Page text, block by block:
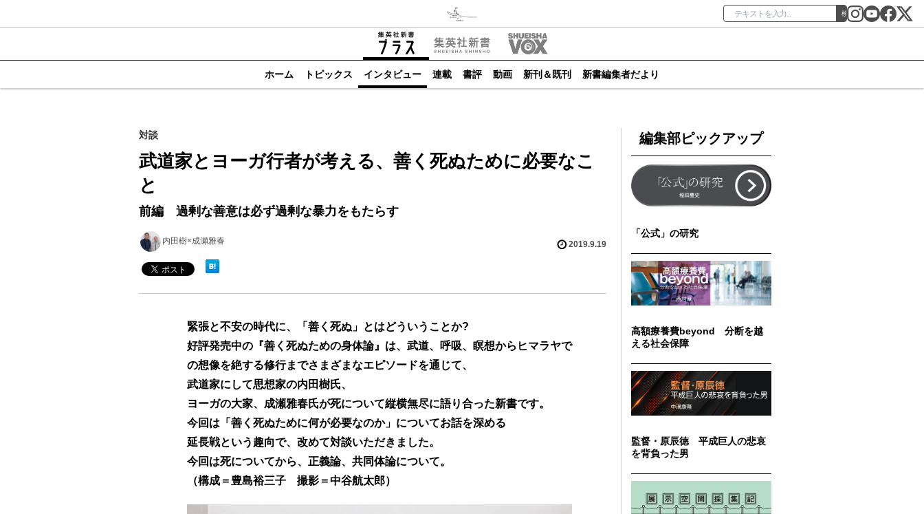
検索
ホーム トピックス インタビュー 連載 書評 動画 新刊＆既刊 新書編集者だより
対談
武道家とヨーガ行者が考える、善く死ぬために必要なこ
と
前編 過剰な善意は必ず過剰な暴力をもたらす
内田樹×成瀬雅春 2019.9.19
緊張と不安の時代に、「善く死ぬ」とはどういうことか?
好評発売中の『善く死ぬための身体論』は、武道、呼吸、瞑想からヒマラヤで
の想像を絶する修行までさまざまなエピソードを通じて、
武道家にして思想家の内田樹氏、
ヨーガの大家、成瀬雅春氏が死について縦横無尽に語り合った新書です。
今回は「善く死ぬために何が必要なのか」についてお話を深める
延長戦という趣向で、改めて対談いただきました。
今回は死についてから、正義論、共同体論について。
（構成＝豊島裕三子 撮影＝中谷航太郎）
編集部ピックアップ
「公式」の研究
高額療養費beyond 分断を越
える社会保障
監督・原辰徳 平成巨人の悲哀
を背負った男